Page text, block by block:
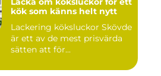
kök som känns helt nytt
Lackering köksluckor Skövde
är ett av de mest prisvärda
sätten att för...